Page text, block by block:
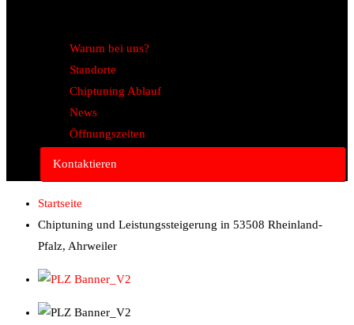
Warum bei uns?
Standorte
Chiptuning Ablauf
News
Öffnungszeiten
Kontaktieren
Startseite
Chiptuning und Leistungssteigerung in 53508 Rheinland-
Pfalz, Ahrweiler